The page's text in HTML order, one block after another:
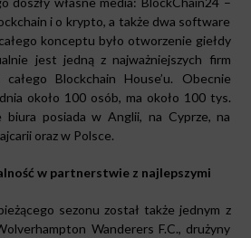
i o krypto, a także dwa software
konceptu było otworzenie giełdy
jest jedną z najważniejszych firm
Blockchain House’u. Obecnie
około 100 osób, ma około 100 tys.
biura posiada w Anglii, na Cyprze, na
oraz w Polsce.
w partnerstwie z najlepszymi
sezonu został także jednym z
Wanderers F.C., drużyny